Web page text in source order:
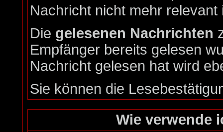
Nachricht nicht mehr relevant
Die gelesenen Nachrichten
Empfänger bereits gelesen
Nachricht gelesen hat wird
Sie können die
Wie verwende